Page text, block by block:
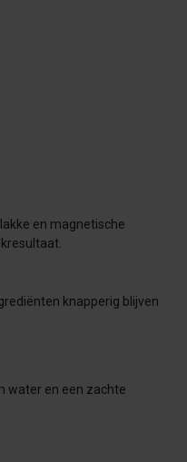
en magnetische
knapperig blijven
water en een zachte